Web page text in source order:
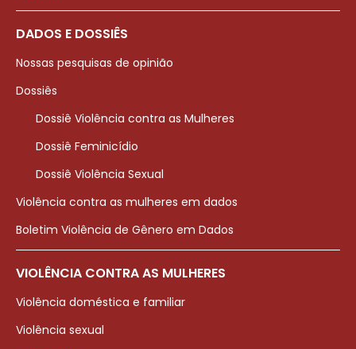
DADOS E DOSSIÊS
Nossas pesquisas de opinião
Dossiês
Dossiê Violência contra as Mulheres
Dossiê Feminicídio
Dossiê Violência Sexual
Violência contra as mulheres em dados
Boletim Violência de Gênero em Dados
VIOLÊNCIA CONTRA AS MULHERES
Violência doméstica e familiar
Violência sexual